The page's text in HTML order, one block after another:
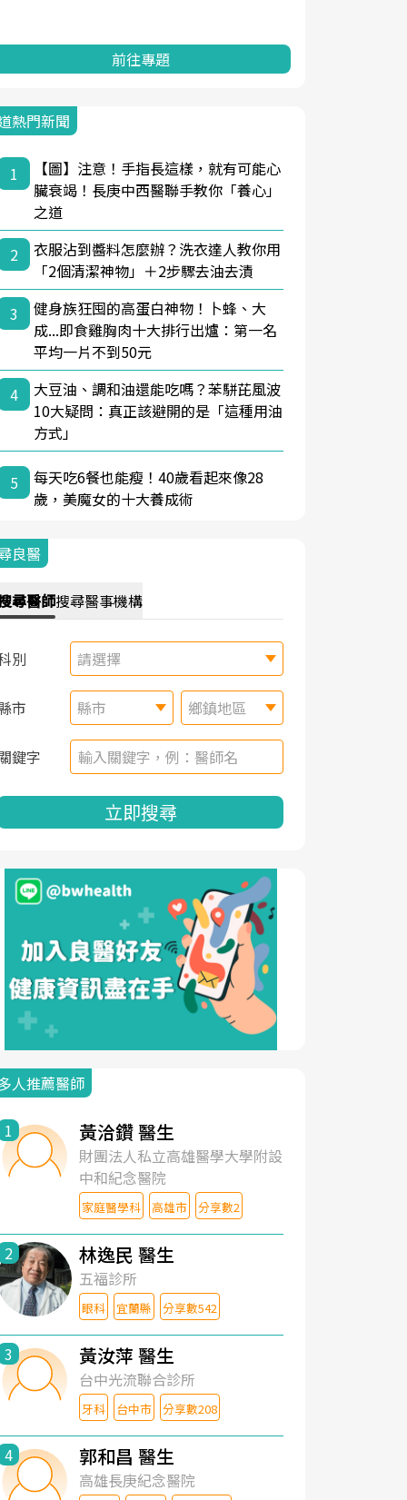
前往專題
熱門新聞
1
【圖】注意！手指長這樣，就有可能心
臟衰竭！長庚中西醫聯手教你「養心」
之道
2
衣服沾到醬料怎麼辦？洗衣達人教你用
「2個清潔神物」＋2步驟去油去漬
3
健身族狂囤的高蛋白神物！卜蜂、大
成...即食雞胸肉十大排行出爐：第一名
平均一片不到50元
4
大豆油、調和油還能吃嗎？苯駢芘風波
10大疑問：真正該避開的是「這種用油
方式」
5
每天吃6餐也能瘦！40歲看起來像28
歲，美魔女的十大養成術
良醫
尋醫師搜尋醫事機構
別 請選擇
市 縣市 鄉鎮地區
鍵字
立即搜尋
人推薦醫師
1 黃洽鑽 醫生
財團法人私立高雄醫學大學附設
中和紀念醫院
家庭醫學科 高雄市 分享數2
2 林逸民 醫生
五福診所
眼科 宜蘭縣 分享數542
3 黃汝萍 醫生
台中光流聯合診所
牙科 台中市 分享數208
4 郭和昌 醫生
高雄長庚紀念醫院